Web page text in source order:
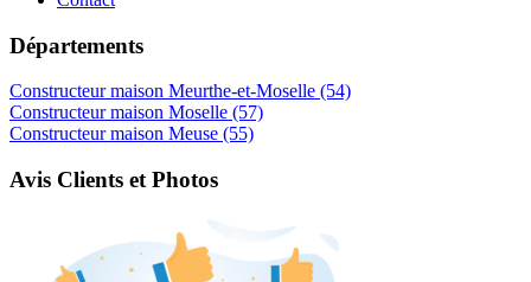
Départements
Constructeur maison Meurthe-et-Moselle (54)
Constructeur maison Moselle (57)
Constructeur maison Meuse (55)
Avis Clients et Photos